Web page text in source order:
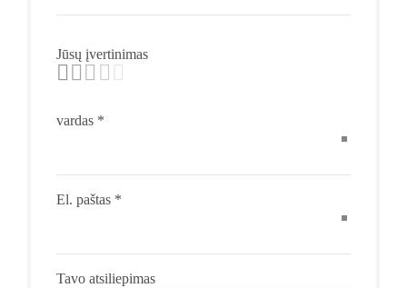
Jūsų įvertinimas
Tavo atsiliepimas
vardas *
El. paštas *